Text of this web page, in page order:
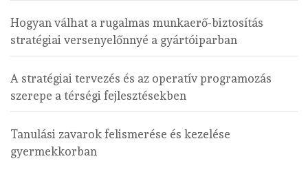
Hogyan válhat a rugalmas munkaerő-biztosítás
stratégiai versenyelőnnyé a gyártóiparban
A stratégiai tervezés és az operatív programozás
szerepe a térségi fejlesztésekben
Tanulási zavarok felismerése és kezelése
gyermekkorban